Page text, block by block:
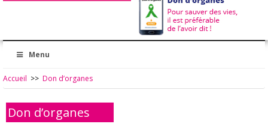
Menu
Accueil >> Don d’organes
Don d’organes